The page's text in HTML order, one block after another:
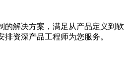
的解决方案，满足从产品定义到软
资深产品工程师为您服务。